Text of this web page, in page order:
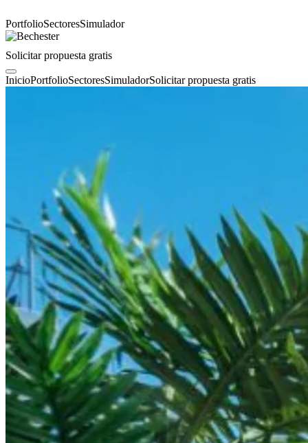
PortfolioSectoresSimulador
Solicitar propuesta gratis
InicioPortfolioSectoresSimuladorSolicitar propuesta gratis